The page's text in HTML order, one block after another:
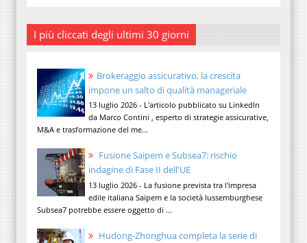
I più cliccati degli ultimi 30 giorni
Brokeraggio assicurativo, la crescita
impone un salto di qualità manageriale
13 luglio 2026 - L'articolo pubblicato su LinkedIn
da Marco Contini , esperto di strategie assicurative,
M&A e trasformazione del me...
Fusione Saipem e Subsea7: rischio
indagine di Fase II dell'UE
13 luglio 2026 - La fusione prevista tra l'impresa
edile italiana Saipem e la società lussemburghese
Subsea7 potrebbe essere oggetto di ...
Hudong-Zhonghua completa la serie di